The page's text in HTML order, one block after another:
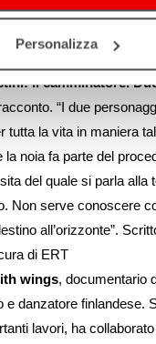
Personalizza
Il Caronte della
Il camminatore.
“I due
tutta la vita in maniera
la noia fa parte del
del quale si parla alla
Non serve conoscere
all’orizzonte”.
di ERT
wings, documentario
e danzatore finlandese.
lavori, ha